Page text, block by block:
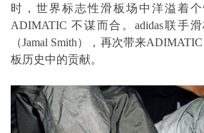
时，世界标志性滑板场中洋溢着个
ADIMATIC 不谋而合。adidas联手
（Jamal Smith），再次带来
板历史中的贡献。